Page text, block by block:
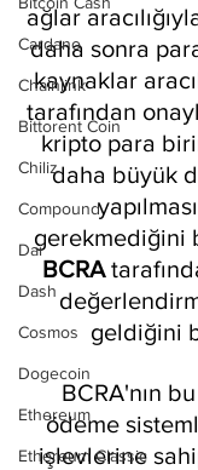
Cardano
Chainlink
Bittorent Coin
Chiliz
Compound
Dai
Dash
Cosmos
Dogecoin
Ethereum
Ethereum Classic
ağlar
daha sonra
kaynaklar
tarafından
kripto para
daha büyük
gerekmediğini
BCRA
geldiğini
BCRA'nın
ödeme
işlevlerine